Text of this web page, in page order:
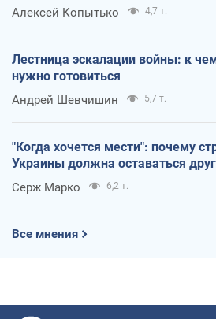
Алексей Копытько 4,7 т.
Лестница эскалации войны: к
нужно готовиться
Андрей Шевчишин 5,7 т.
"Когда хочется мести": почему
Украины должна оставаться
Серж Марко 6,2 т.
Все мнения